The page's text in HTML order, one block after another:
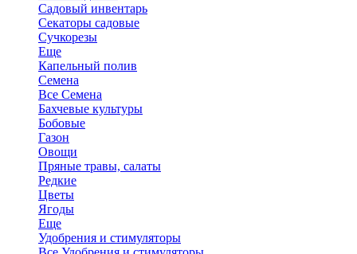
Садовый инвентарь
Секаторы садовые
Сучкорезы
Еще
Капельный полив
Семена
Все Семена
Бахчевые культуры
Бобовые
Газон
Овощи
Пряные травы, салаты
Редкие
Цветы
Ягоды
Еще
Удобрения и стимуляторы